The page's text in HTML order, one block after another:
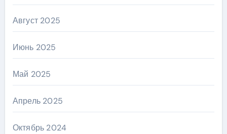
Август 2025
Июнь 2025
Май 2025
Апрель 2025
Октябрь 2024